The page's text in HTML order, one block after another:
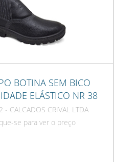
BOTINA SEM BICO
ELÁSTICO NR 38
- CALCADOS CRIVAL LTDA
se para ver o preço